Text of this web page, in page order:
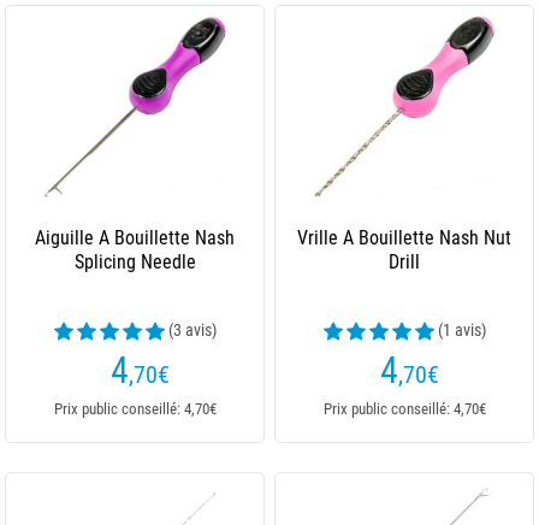
Aiguille A Bouillette Nash
Splicing Needle
(3 avis)
4,70€
Prix public conseillé: 4,70€
Vrille A Bouillette Nash Nut
Drill
(1 avis)
4,70€
Prix public conseillé: 4,70€